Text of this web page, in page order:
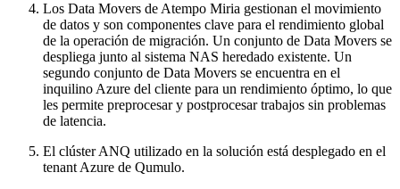
Los Data Movers de Atempo Miria gestionan el movimiento
de datos y son componentes clave para el rendimiento global
de la operación de migración. Un conjunto de Data Movers se
despliega junto al sistema NAS heredado existente. Un
segundo conjunto de Data Movers se encuentra en el
inquilino Azure del cliente para un rendimiento óptimo, lo que
les permite preprocesar y postprocesar trabajos sin problemas
de latencia.
El clúster ANQ utilizado en la solución está desplegado en el
tenant Azure de Qumulo.